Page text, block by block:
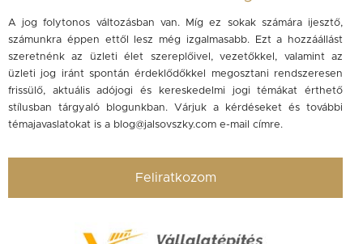
A jog folytonos változásban van. Míg ez sokak számára ijesztő,
számunkra éppen ettől lesz még izgalmasabb. Ezt a hozzáállást
szeretnénk az üzleti élet szereplőivel, vezetőkkel, valamint az
üzleti jog iránt spontán érdeklődőkkel megosztani rendszeresen
frissülő, aktuális adójogi és kereskedelmi jogi témákat érthető
stílusban tárgyaló blogunkban. Várjuk a kérdéseket és további
témajavaslatokat is a blog@jalsovszky.com e-mail címre.
Feliratkozom